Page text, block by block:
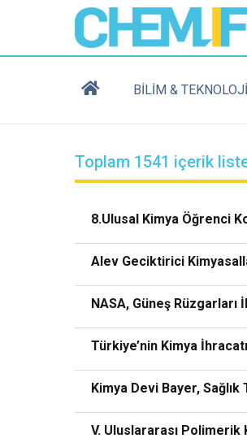
Chemlife -
BİLİM & TEKNOLOJİ
Toplam 1541 içerik
8.Ulusal Kimya Öğrenci
Alev Geciktirici
NASA, Güneş Rüzgarları
Türkiye’nin Kimya
Kimya Devi Bayer,
V. Uluslararası Polimerik